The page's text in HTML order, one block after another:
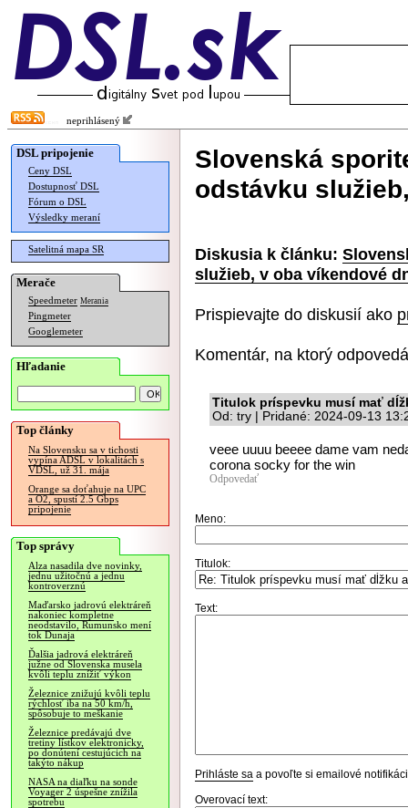
neprihlásený
DSL pripojenie
Ceny DSL
Dostupnosť DSL
Fórum o DSL
Výsledky meraní
Satelitná mapa SR
Merače
Speedmeter Merania
Pingmeter
Googlemeter
Hľadanie
Top články
Na Slovensku sa v tichosti
vypína ADSL v lokalitách s
VDSL, už 31. mája
Orange sa doťahuje na UPC
a O2, spustí 2.5 Gbps
pripojenie
Top správy
Alza nasadila dve novinky,
jednu užitočnú a jednu
kontroverznú
Maďarsko jadrovú elektráreň
nakoniec kompletne
neodstavilo, Rumunsko mení
tok Dunaja
Ďalšia jadrová elektráreň
južne od Slovenska musela
kvôli teplu znížiť výkon
Železnice znižujú kvôli teplu
rýchlosť iba na 50 km/h,
spôsobuje to meškanie
Železnice predávajú dve
tretiny lístkov elektronicky,
po donútení cestujúcich na
takýto nákup
NASA na diaľku na sonde
Voyager 2 úspešne znížila
spotrebu
Slovenská
odstávku
Diskusia k článku:
služieb, v oba víkendové
Prispievajte do diskusií ako
Komentár, na ktorý
Titulok príspevku musí mať
Od: try | Pridané: 2024-09-13
veee uuuu beeee dame vam
corona socky for the win
Odpovedať
Meno:
Titulok:
Text:
Prihláste sa a povoľte si emailové
Overovací text: